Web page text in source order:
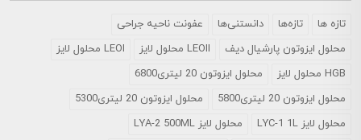
تازه ها تازه‌ها دانستنی‌ها
عفونت ناحیه جراحی
محلول ايزوتون پارشيال ديف
LEOII محلول لایز
LEOI محلول لایز
HGB محلول لایز
محلول ایزوتون 20 لیتری6800
محلول ایزوتون 20 لیتری5800
محلول ایزوتون 20 لیتری5300
محلول لایز LYC-1 1L
محلول لایز LYA-2 500ML